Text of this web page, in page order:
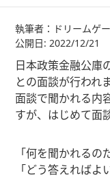
執筆者：ドリームゲ
公開日: 2022/12/21
日本政策金融公庫
との面談が行われま
面談で聞かれる内
すが、はじめて面
「何を聞かれるの
「どう答えればよ